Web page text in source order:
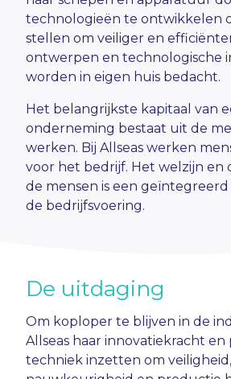
technologieën te ontwikkelen
stellen om veiliger en
ontwerpen en technologische
worden in eigen huis bedacht.
Het belangrijkste kapitaal van
onderneming bestaat uit de
werken. Bij Allseas werken
voor het bedrijf. Het welzijn en
de mensen is een
de bedrijfsvoering.
De uitdaging
Om koploper te blijven in de
Allseas haar innovatiekracht en
techniek inzetten om